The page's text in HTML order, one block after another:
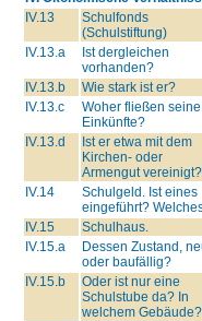
IV.13
Schulfonds
(Schulstiftung)
IV.13.a
Ist dergleichen
vorhanden?
IV.13.b
Wie stark ist er?
IV.13.c
Woher fließen seine
Einkünfte?
IV.13.d
Ist er etwa mit dem
Kirchen- oder
Armengut vereinigt?
IV.14
Schulgeld. Ist eines
eingeführt?
IV.15
Schulhaus.
IV.15.a
Dessen Zustand,
oder baufällig?
IV.15.b
Oder ist nur eine
Schulstube da? In
welchem Gebäude?